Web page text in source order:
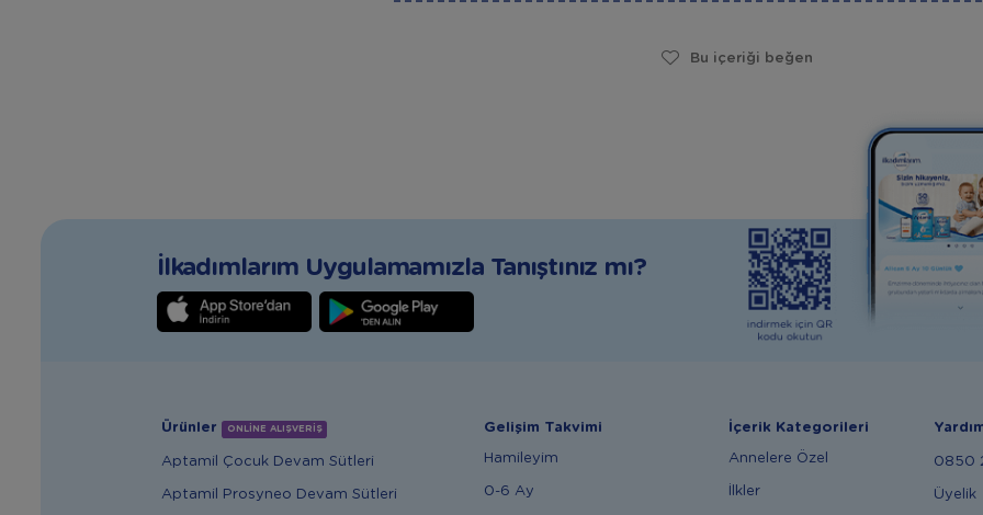
Bu içeriği beğen
İlkadımlarım Uygulamamızla Tanıştınız mı?
Ürünler ONLİNE ALIŞVERİŞ
Aptamil Çocuk Devam Sütleri
Aptamil Prosyneo Devam Sütleri
Gelişim Takvimi
Hamileyim
0-6 Ay
İçerik Kategorileri
Annelere Özel
İlkler
0850
Üyelik